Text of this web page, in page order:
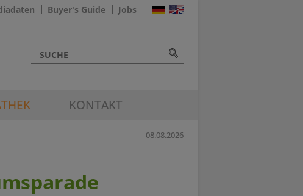
Buyer's Guide Jobs
KONTAKT
08.08.2026